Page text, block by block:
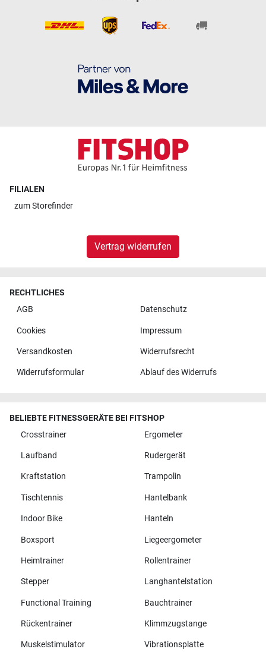
Versandpartner
RECHTLICHES
AGB
Datenschutz
Cookies Impressum
Widerrufsformular Ablauf des Widerrufs
BELIEBTE FITNESSGERÄTE BEI FITSHOP
Crosstrainer
Ergometer
Laufband Rudergerät
Kraftstation Trampolin
Tischtennis Hantelbank
Indoor Bike Hanteln
Boxsport Liegeergometer
Heimtrainer Rollentrainer
Stepper Langhantelstation
Functional Training Bauchtrainer